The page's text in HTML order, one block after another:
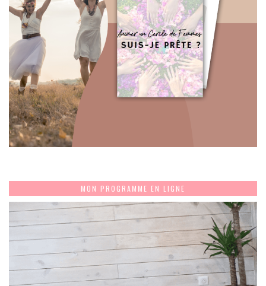
MON PROGRAMME EN LIGNE